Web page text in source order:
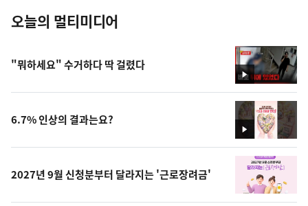
오늘의 멀티미디어
영
상
"뭐하세요" 수거하다 딱 걸렸다
영
상
6.7% 인상의 결과는요?
2027년 9월 신청분부터 달라지는 '근로장려금'